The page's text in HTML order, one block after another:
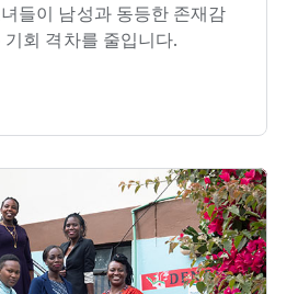
들이 남성과 동등한 존재감
회 격차를 줄입니다.